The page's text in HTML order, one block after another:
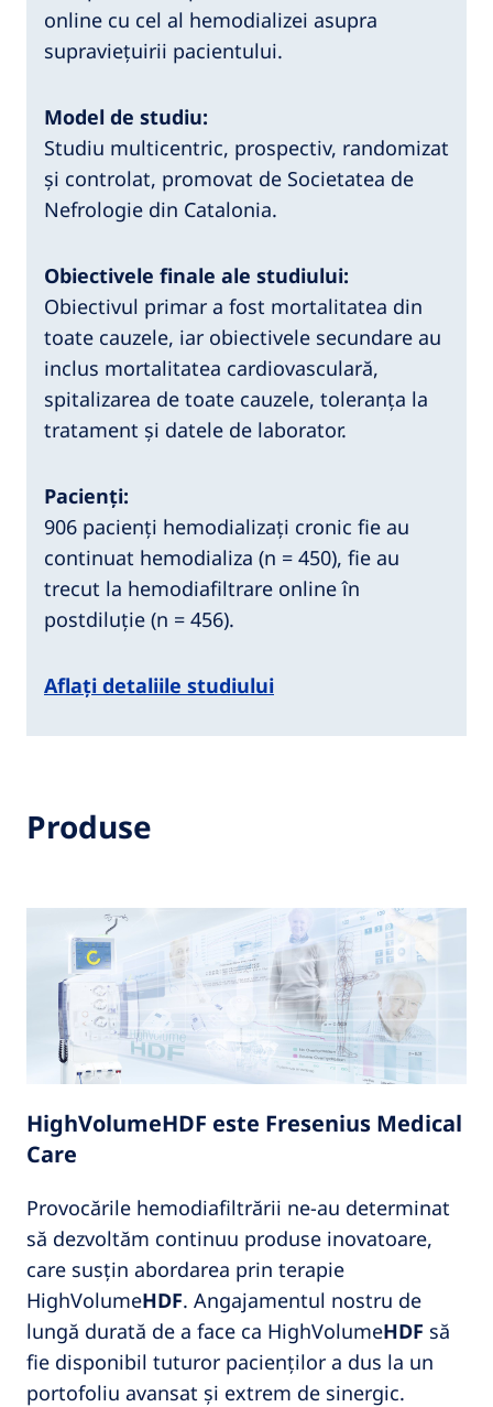
online cu cel al hemodializei asupra
supraviețuirii pacientului.
Model de studiu:
Studiu multicentric, prospectiv, randomizat
și controlat, promovat de Societatea de
Nefrologie din Catalonia.
Obiectivele finale ale studiului:
Obiectivul primar a fost mortalitatea din
toate cauzele, iar obiectivele secundare au
inclus mortalitatea cardiovasculară,
spitalizarea de toate cauzele, toleranța la
tratament și datele de laborator.
Pacienți:
906 pacienți hemodializați cronic fie au
continuat hemodializa (n = 450), fie au
trecut la hemodiafiltrare online în
postdiluție (n = 456).
Aflați detaliile studiului
Produse
HighVolumeHDF este Fresenius Medical
Care
Provocările hemodiafiltrării ne-au determinat
să dezvoltăm continuu produse inovatoare,
care susțin abordarea prin terapie
HighVolumeHDF. Angajamentul nostru de
lungă durată de a face ca HighVolumeHDF să
fie disponibil tuturor pacienților a dus la un
portofoliu avansat și extrem de sinergic.